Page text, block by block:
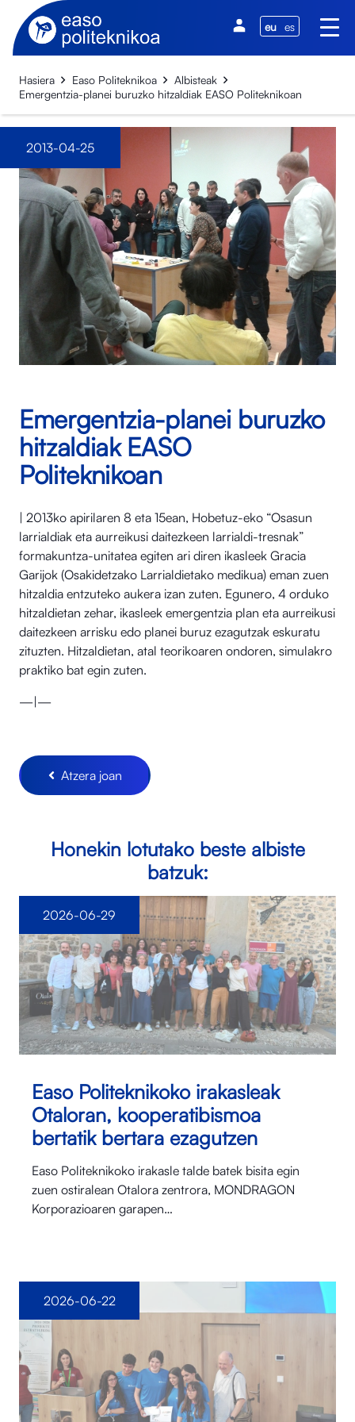
eu es
Hasiera Easo Politeknikoa
Albisteak
Emergentzia-planei buruzko hitzaldiak EASO Politeknikoan
2013-04-25
Emergentzia-planei buruzko
hitzaldiak EASO
Politeknikoan
| 2013ko apirilaren 8 eta 15ean, Hobetuz-eko “Osasun
larrialdiak eta aurreikusi daitezkeen larrialdi-tresnak”
formakuntza-unitatea egiten ari diren ikasleek Gracia
Garijok (Osakidetzako Larrialdietako medikua) eman zuen
hitzaldia entzuteko aukera izan zuten. Egunero, 4 orduko
hitzaldietan zehar, ikasleek emergentzia plan eta aurreikusi
daitezkeen arrisku edo planei buruz ezagutzak eskuratu
zituzten. Hitzaldietan, atal teorikoaren ondoren, simulakro
praktiko bat egin zuten.
—|—
Atzera joan
Honekin lotutako beste albiste
batzuk:
Easo Politeknikoko irakasleak
Otaloran, kooperatibismoa
bertatik bertara ezagutzen
Easo Politeknikoko irakasle talde batek bisita egin
zuen ostiralean Otalora⁠ zentrora, MONDRAGON
Korporazioaren garapen…
2026-06-29
2026-06-22